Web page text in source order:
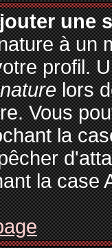
une
à un
profil.
lors
Vous
la
la case